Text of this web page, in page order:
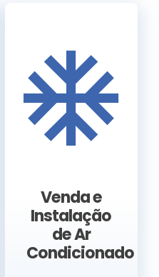
Venda e
Instalação
de Ar
Condicionado